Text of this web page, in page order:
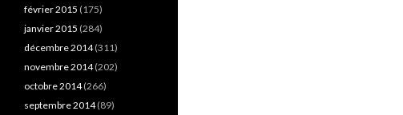
février 2015 (175)
janvier 2015 (284)
décembre 2014(311)
novembre 2014(202)
octobre 2014(266)
septembre 2014(89)